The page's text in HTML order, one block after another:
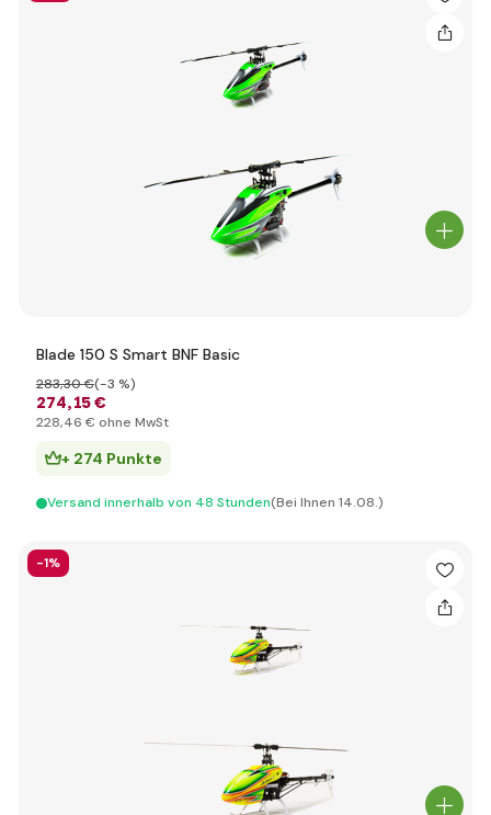
Blade 150 S Smart BNF Basic
274,15 €
283,30 €(-3 %)
228,46 € ohne MwSt
+ 274 Punkte
Versand innerhalb von 48 Stunden(Bei Ihnen 14.08.)
-1%